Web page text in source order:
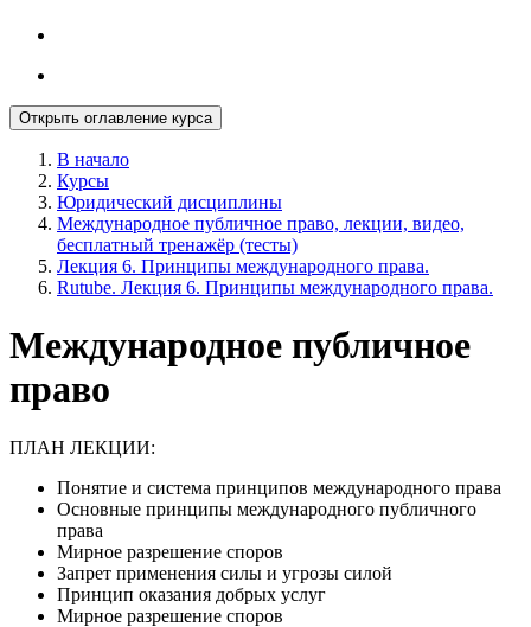
Открыть оглавление курса
В начало
Курсы
Юридический дисциплины
Международное публичное право, лекции, видео,
бесплатный тренажёр (тесты)
Лекция 6. Принципы международного права.
Rutube. Лекция 6. Принципы международного права.
Международное публичное
право
ПЛАН ЛЕКЦИИ:
Понятие и система принципов международного права
Основные принципы международного публичного
права
Мирное разрешение споров
Запрет применения силы и угрозы силой
Принцип оказания добрых услуг
Мирное разрешение споров